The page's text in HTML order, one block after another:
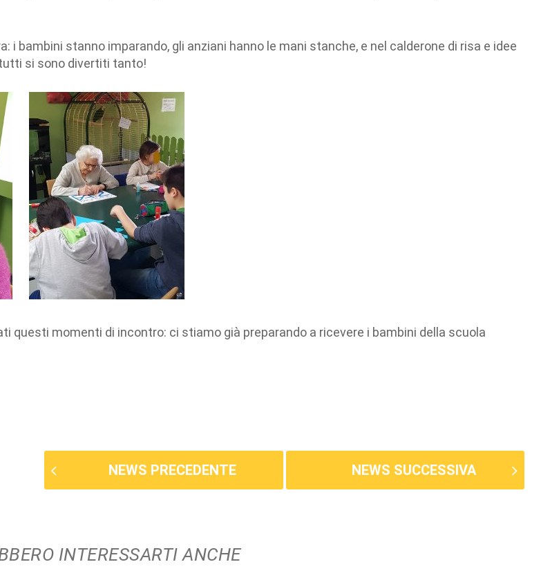
bambini stanno imparando, gli anziani hanno le mani stanche, e nel calderone di risa e idee
si sono divertiti tanto!
questi momenti di incontro: ci stiamo già preparando a ricevere i bambini della scuola
NEWS PRECEDENTE NEWS SUCCESSIVA
INTERESSARTI ANCHE